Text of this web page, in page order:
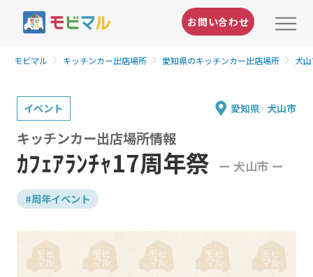
お問い合わせ
モビマル キッチンカー出店場所 愛知県のキッチンカー出店場所 犬
イベント 愛知県 犬山市
ｶﾌｪｱﾗﾝﾁｬ17周年祭 ー 犬山市 ー
キッチンカー出店場所情報
#周年イベント